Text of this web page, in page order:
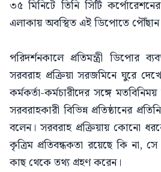
৩৫ মিনিটে তিনি সিটি
এলাকায় অবস্থিত এই ডিপোতে
পরিদর্শনকালে প্রতিমন্ত্রী ডিপোর
সরবরাহ প্রক্রিয়া সরজমিনে ঘুরে
কর্মকর্তা-কর্মচারীদের সঙ্গে
সরবরাহকারী বিভিন্ন প্রতিষ্ঠানের
বলেন। সরবরাহ প্রক্রিয়ায় কোনো
কৃত্রিম প্রতিবন্ধকতা রয়েছে কি না, সে
কাছ থেকে তথ্য গ্রহণ করেন।